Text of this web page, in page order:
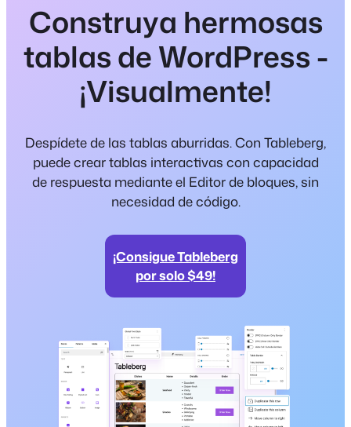
Construya hermosas
tablas de WordPress -
¡Visualmente!
Despídete de las tablas aburridas. Con Tableberg,
puede crear tablas interactivas con capacidad
de respuesta mediante el Editor de bloques, sin
necesidad de código.
¡Consigue Tableberg
por solo $49!